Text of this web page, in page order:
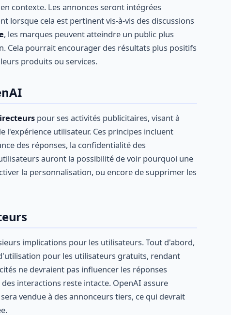
contexte. Les annonces seront intégrées
lorsque cela est pertinent vis-à-vis des discussions
, les marques peuvent atteindre un public plus
Cela pourrait encourager des résultats plus positifs
produits ou services.
pour ses activités publicitaires, visant à
utilisateur. Ces principes incluent
des réponses, la confidentialité des
auront la possibilité de voir pourquoi une
la personnalisation, ou encore de supprimer les
implications pour les utilisateurs. Tout d'abord,
pour les utilisateurs gratuits, rendant
ne devraient pas influencer les réponses
interactions reste intacte. OpenAI assure
vendue à des annonceurs tiers, ce qui devrait